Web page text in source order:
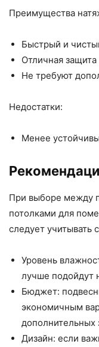
Преимущества
Быстрый и
Отличная защита
Не требуют
Недостатки:
Менее
При выборе между
потолками для
следует
Уровень
лучше подойдут
Бюджет:
экономичным
дополнительных
Дизайн: если